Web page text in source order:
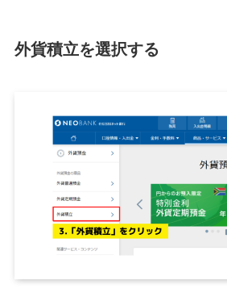
外貨積立を選択する